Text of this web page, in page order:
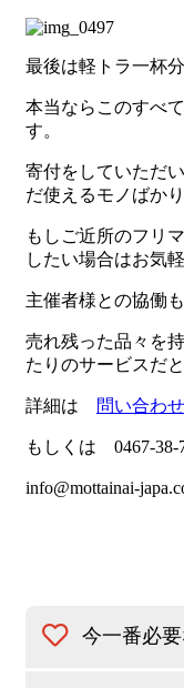
最後は軽トラ一杯
本当ならこのすべ
す。
寄付をしていただ
だ使えるモノばかり
もしご近所のフリ
したい場合はお気
主催者様との協働
売れ残った品々を
たりのサービスだ
詳細は 問い合わ
もしくは 0467-38-
info@mottainai-
今一番必